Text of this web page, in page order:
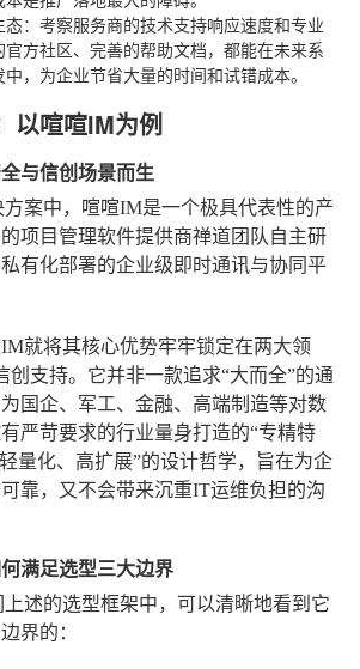
态：考察服务商的技术支持响应速度和专业
方社区、完善的帮助文档，都能在未来系
，为企业节省大量的时间和试错成本。
以喧喧IM为例
与信创场景而生
案中，喧喧IM是一个极具代表性的产
项目管理软件提供商禅道团队自主研
有化部署的企业级即时通讯与协同平
就将其核心优势牢牢锁定在两大领
创支持。它并非一款追求“大而全”的通
国企、军工、金融、高端制造等对数
严苛要求的行业量身打造的“专精特
量化、高扩展”的设计哲学，旨在为企
靠，又不会带来沉重IT运维负担的沟
满足选型三大边界
述的选型框架中，可以清晰地看到它
界的：